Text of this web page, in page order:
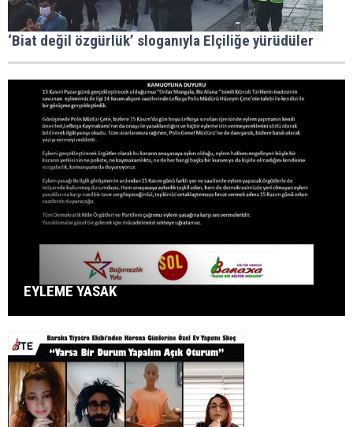
‘Biat değil özgürlük’ sloganıyla Elçiliğe yürüdüler
EYLEME YASAK